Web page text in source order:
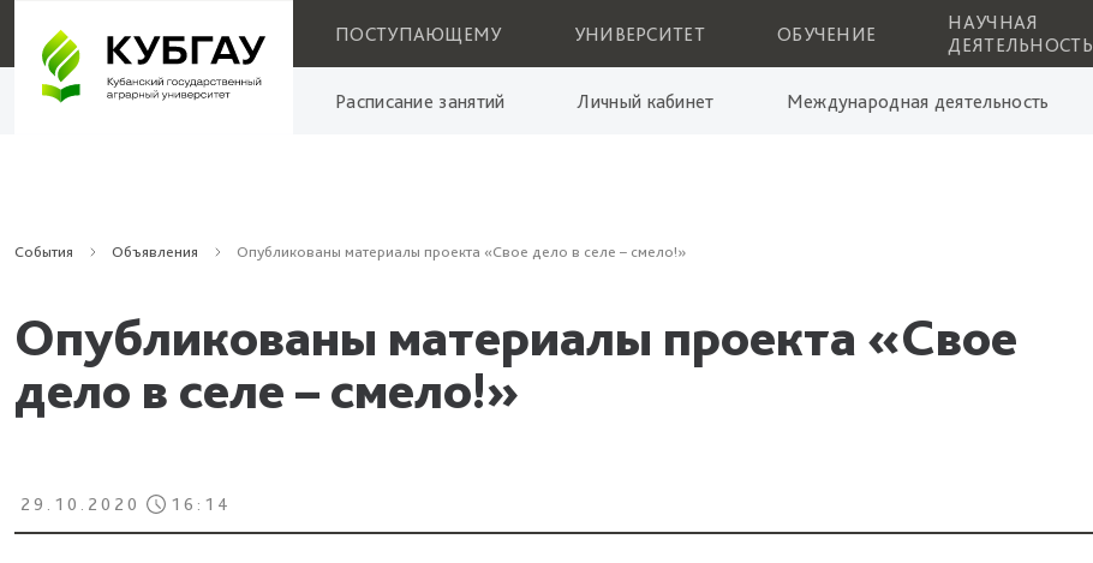
ПОСТУПАЮЩЕМУ УНИВЕРСИТЕТ ОБУЧЕНИЕ
НАУЧНАЯ
ДЕЯТЕЛЬНОСТЬ
Расписание занятий Личный кабинет Международная деятельность
События Объявления Опубликованы материалы проекта «Свое дело в селе – смело!»
Опубликованы материалы проекта «Свое
дело в селе – смело!»
29.10.2020 16:14